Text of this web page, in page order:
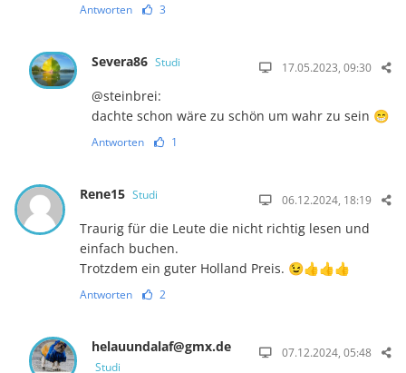
Antworten 3
Severa86 Studi 17.05.2023, 09:30
@steinbrei:
dachte schon wäre zu schön um wahr zu sein 😁
Antworten 1
Rene15 Studi 06.12.2024, 18:19
Traurig für die Leute die nicht richtig lesen und
einfach buchen.
Trotzdem ein guter Holland Preis. 😉👍👍👍
Antworten 2
helauundalaf@gmx.de
Studi
07.12.2024, 05:48